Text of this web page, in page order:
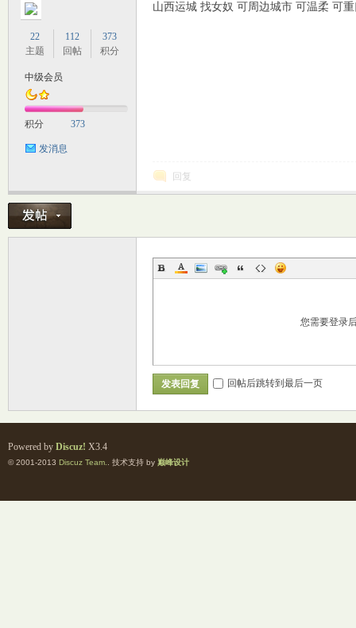
22
主题
112
回帖
373
积分
中级会员
积分 373
发消息
山西运城 找女奴 可周边城市 可温柔 可
回复
您需要登录
发表回复 回帖后跳转到最后一页
Powered by Discuz! X3.4
© 2001-2013 Discuz Team. . 技术支持 by 巅峰设计